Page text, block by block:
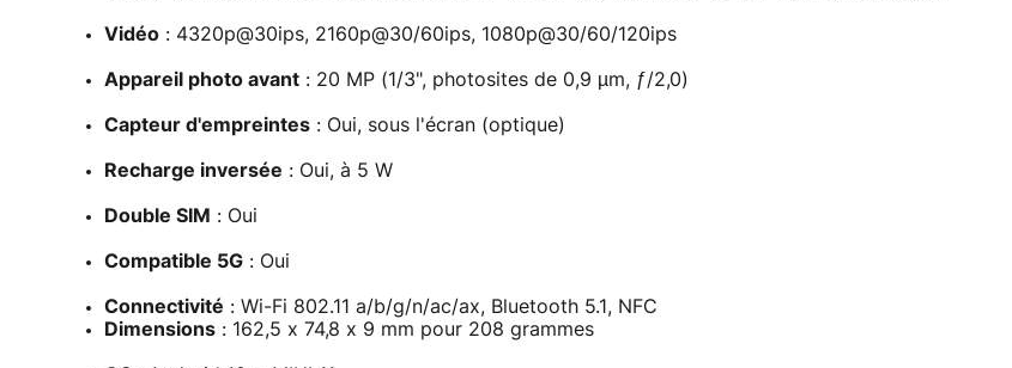
Vidéo : 4320p@30ips, 2160p@30/60ips, 1080p@30/60/120ips
Appareil photo avant : 20 MP (1/3", photosites de 0,9 µm, ƒ/2,0)
Capteur d'empreintes : Oui, sous l'écran (optique)
Recharge inversée : Oui, à 5 W
Double SIM : Oui
Compatible 5G : Oui
Connectivité : Wi-Fi 802.11 a/b/g/n/ac/ax, Bluetooth 5.1, NFC
Dimensions : 162,5 x 74,8 x 9 mm pour 208 grammes